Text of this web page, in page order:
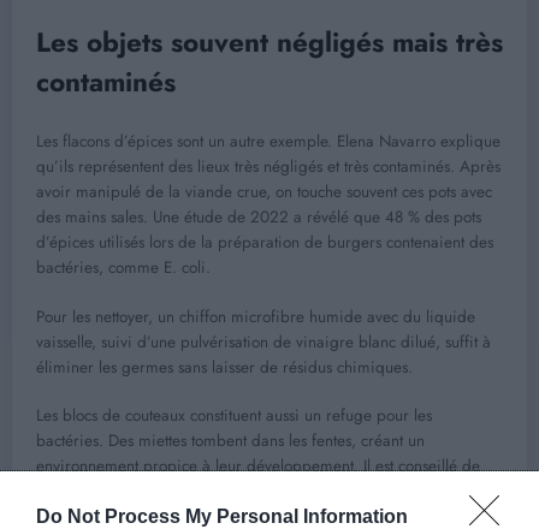
Do Not Process My Personal Information
Les objets souvent négligés mais très
contaminés
Les flacons d’épices sont un autre exemple. Elena Navarro explique
qu’ils représentent des lieux très négligés et très contaminés. Après
avoir manipulé de la viande crue, on touche souvent ces pots avec
des mains sales. Une étude de 2022 a révélé que 48 % des pots
d’épices utilisés lors de la préparation de burgers contenaient des
bactéries, comme E. coli.
Pour les nettoyer, un chiffon microfibre humide avec du liquide
vaisselle, suivi d’une pulvérisation de vinaigre blanc dilué, suffit à
éliminer les germes sans laisser de résidus chimiques.
Les blocs de couteaux constituent aussi un refuge pour les
bactéries. Des miettes tombent dans les fentes, créant un
environnement propice à leur développement. Il est conseillé de
secouer le bloc régulièrement ou de le nettoyer avec une petite
brosse pour retirer les débris.